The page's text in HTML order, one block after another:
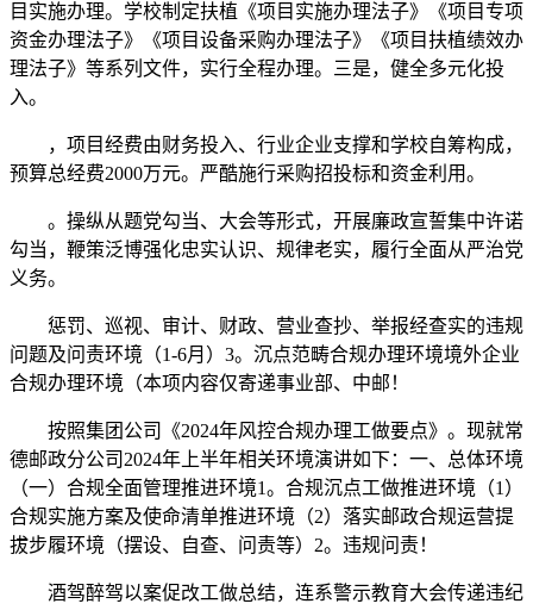
目实施办理。学校制定扶植《项目实施办理法子》《项目专项
资金办理法子》《项目设备采购办理法子》《项目扶植绩效办
理法子》等系列文件，实行全程办理。三是，健全多元化投
入。
，项目经费由财务投入、行业企业支撑和学校自筹构成，
预算总经费2000万元。严酷施行采购招投标和资金利用。
。操纵从题党勾当、大会等形式，开展廉政宣誓集中许诺
勾当，鞭策泛博强化忠实认识、规律老实，履行全面从严治党
义务。
惩罚、巡视、审计、财政、营业查抄、举报经查实的违规
问题及问责环境（1-6月）3。沉点范畴合规办理环境境外企业
合规办理环境（本项内容仅寄递事业部、中邮！
按照集团公司《2024年风控合规办理工做要点》。现就常
德邮政分公司2024年上半年相关环境演讲如下：一、总体环境
（一）合规全面管理推进环境1。合规沉点工做推进环境（1）
合规实施方案及使命清单推进环境（2）落实邮政合规运营提
拔步履环境（摆设、自查、问责等）2。违规问责！
酒驾醉驾以案促改工做总结，连系警示教育大会传递违纪